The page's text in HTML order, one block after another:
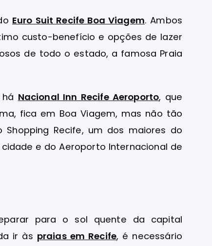
Euro Suit Recife Boa Viagem. Ambos
custo-benefício e opções de lazer
de todo o estado, a famosa Praia
Nacional Inn Recife Aeroporto, que
fica em Boa Viagem, mas não tão
Recife, um dos maiores do
e do Aeroporto Internacional de
para o sol quente da capital
ir às praias em Recife, é necessário